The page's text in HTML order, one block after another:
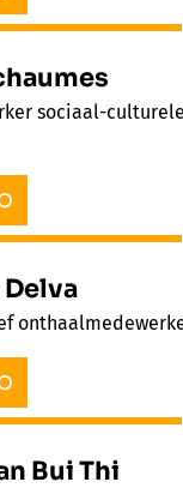
sociaal-
Bui Thi